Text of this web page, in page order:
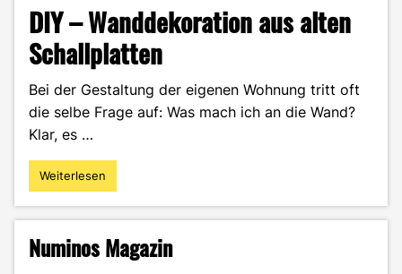
DIY – Wanddekoration aus alten
Schallplatten
Bei der Gestaltung der eigenen Wohnung tritt oft
die selbe Frage auf: Was mach ich an die Wand?
Klar, es …
"DIY
–
alten
Weiterlesen
Numinos Magazin